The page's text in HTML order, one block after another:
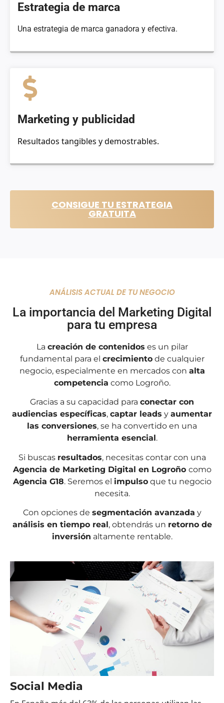
Estrategia de marca
Una estrategia de marca ganadora y efectiva.
Marketing y publicidad
Resultados tangibles y demostrables.
CONSIGUE TU ESTRATEGIA
GRATUITA
ANÁLISIS ACTUAL DE TU NEGOCIO
La importancia del Marketing Digital
para tu empresa
La creación de contenidos es un pilar
fundamental para el crecimientode cualquier
negocio, especialmente en mercados con alta
competencia como Logroño.
Gracias a su capacidad para conectar con
audiencias específicas, captar leads y aumentar
las conversiones, se ha convertido en una
herramienta esencial.
Si buscas resultados, necesitas contar con una
Agencia de Marketing Digital en Logroño como
Agencia G18. Seremos el impulsoque tu negocio
necesita.
Con opciones de segmentación avanzada y
análisis en tiempo real, obtendrás un retorno de
inversión altamente rentable.
Social Media